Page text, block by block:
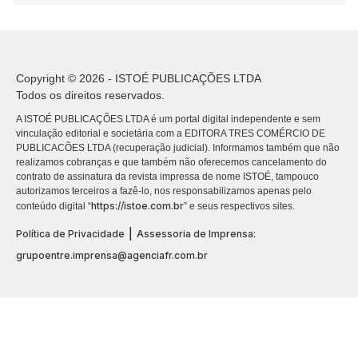
Copyright © 2026 - ISTOÉ PUBLICAÇÕES LTDA
Todos os direitos reservados.
A ISTOÉ PUBLICAÇÕES LTDA é um portal digital independente e sem
vinculação editorial e societária com a EDITORA TRES COMÉRCIO DE
PUBLICACÕES LTDA (recuperação judicial). Informamos também que não
realizamos cobranças e que também não oferecemos cancelamento do
contrato de assinatura da revista impressa de nome ISTOÉ, tampouco
autorizamos terceiros a fazê-lo, nos responsabilizamos apenas pelo
conteúdo digital “https://istoe.com.br” e seus respectivos sites.
Política de Privacidade
Assessoria de Imprensa:
grupoentre.imprensa@agenciafr.com.br